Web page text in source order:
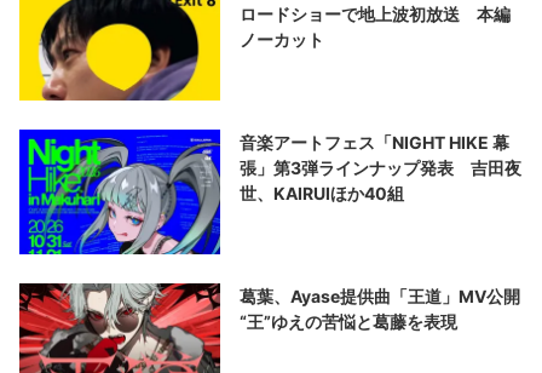
ロードショーで地上波初放送 本編
ノーカット
音楽アートフェス「NIGHT HIKE 幕
張」第3弾ラインナップ発表 吉田夜
世、KAIRUIほか40組
葛葉、Ayase提供曲「王道」MV公開
“王”ゆえの苦悩と葛藤を表現